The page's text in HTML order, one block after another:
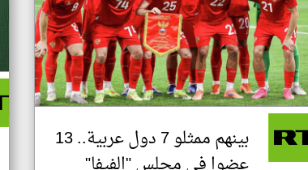
بينهم ممثلو 7 دول عربية.. 13